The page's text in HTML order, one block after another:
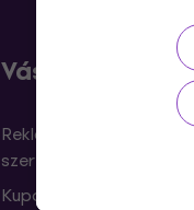
Vásárlás
Reklamációk és
szerződéstől
Kuponok